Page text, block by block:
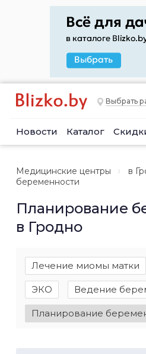
Выбрать
Новости Каталог
Медицинские центры в
беременности
Планирование
в Гродно
Лечение миомы матки
ЭКО Ведение
Планирование